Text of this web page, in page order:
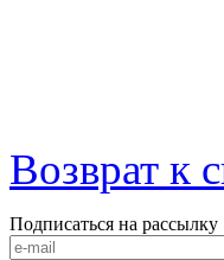
Возврат к
Подписаться на рассылку